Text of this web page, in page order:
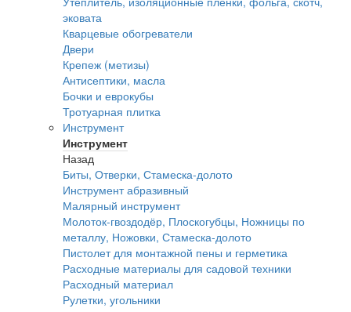
эковата
Кварцевые обогреватели
Двери
Крепеж (метизы)
Антисептики, масла
Бочки и еврокубы
Тротуарная плитка
Инструмент
Инструмент
Назад
Биты, Отверки, Стамеска-долото
Инструмент абразивный
Малярный инструмент
Молоток-гвоздодёр, Плоскогубцы, Ножницы по
металлу, Ножовки, Стамеска-долото
Пистолет для монтажной пены и герметика
Расходные материалы для садовой техники
Расходный материал
Рулетки, угольники